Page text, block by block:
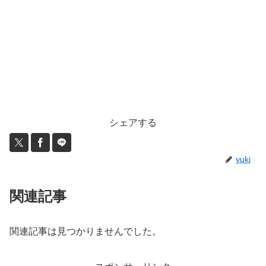
シェアする
yuki
関連記事
関連記事は見つかりませんでした。